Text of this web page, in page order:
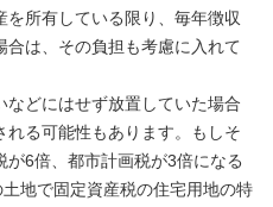
所有している限り、毎年徴収
は、その負担も考慮に入れて
などにはせず放置していた場合
る可能性もあります。もしそ
が6倍、都市計画税が3倍になる
地で固定資産税の住宅用地の特